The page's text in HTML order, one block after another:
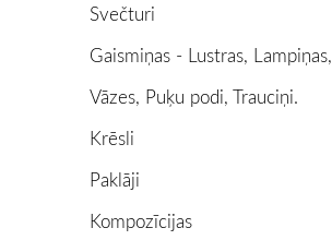
Svečturi
Gaismiņas - Lustras, Lampiņas,
Vāzes, Puķu podi, Trauciņi.
Krēsli
Paklāji
Kompozīcijas